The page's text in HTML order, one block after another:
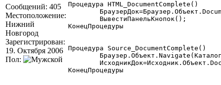
Сообщений: 405
Местоположение:
Нижний
Новгород
Зарегистрирован:
19. Октября 2006
Пол:
Процедура HTML_DocumentComplete()
КонецПроцедуры
Процедура Source_DocumentComplete()
КонецПроцедуры